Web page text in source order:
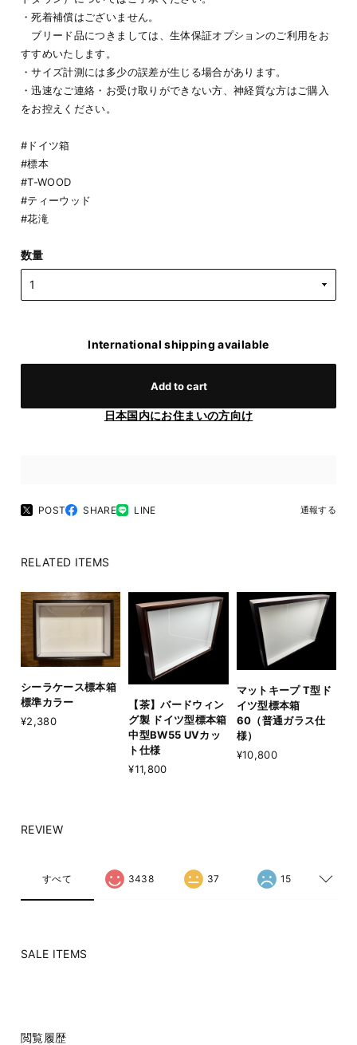
・死着補償はございません。
ブリード品につきましては、生体保証オプションのご利用をお
すすめいたします。
・サイズ計測には多少の誤差が生じる場合があります。
・迅速なご連絡・お受け取りができない方、神経質な方はご購入
をお控えください。
#ドイツ箱
#標本
#T-WOOD
#ティーウッド
#花滝
数量
International shipping available
Add to cart
日本国内にお住まいの方向け
POST SHARE LINE 通報する
RELATED ITEMS
シーラケース標本箱
標準カラー
¥2,380
【茶】バードウィン
グ製 ドイツ型標本箱
中型BW55 UVカッ
ト仕様
¥11,800
マットキープ T型ド
イツ型標本箱
60（普通ガラス仕
様）
¥10,800
REVIEW
すべて 3438 37 15
SALE ITEMS
閲覧履歴